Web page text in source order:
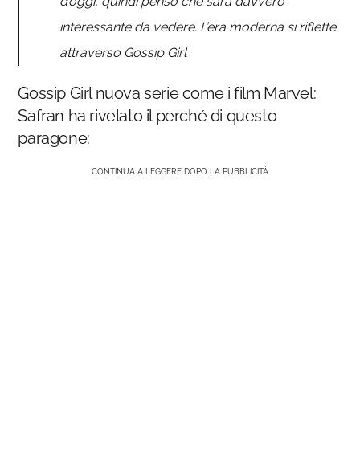
interessante da vedere. L’era moderna si riflette
attraverso Gossip Girl
Gossip Girl nuova serie come i film Marvel:
Safran ha rivelato il perché di questo
paragone:
CONTINUA A LEGGERE DOPO LA PUBBLICITÀ